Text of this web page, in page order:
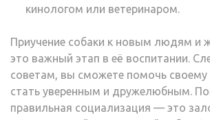
кинологом или ветеринаром.
Приучение собаки к новым людям
это важный этап в её воспитании.
советам, вы сможете помочь
стать уверенным и дружелюбным.
правильная социализация — это